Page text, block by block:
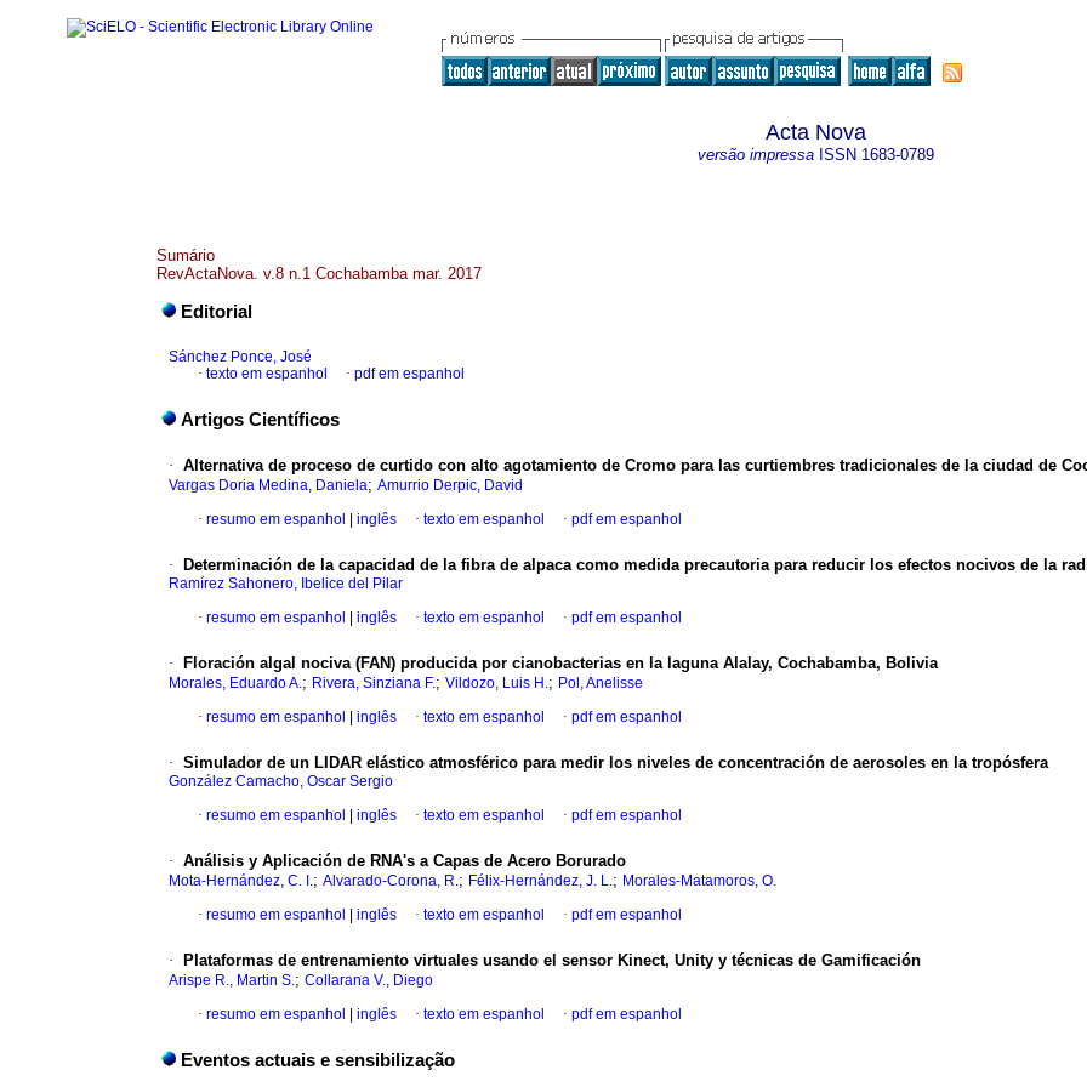
Acta Nova
versão impressaISSN 1683-0789
Sumário
RevActaNova. v.8 n.1 Cochabamba mar. 2017
Editorial
Sánchez Ponce, José
· texto em espanhol · pdf em espanhol
Artigos Científicos
· Alternativa de proceso de curtido con alto agotamiento de Cromo para las curtiembres tradicionales de la ciudad de
Vargas Doria Medina, Daniela; Amurrio Derpic, David
· resumo em espanhol inglês · texto em espanhol · pdf em espanhol
· Determinación de la capacidad de la fibra de alpaca como medida precautoria para reducir los efectos nocivos de la
Ramírez Sahonero, Ibelice del Pilar
· resumo em espanhol inglês · texto em espanhol · pdf em espanhol
· Floración algal nociva (FAN) producida por cianobacterias en la laguna Alalay, Cochabamba, Bolivia
Morales, Eduardo A.; Rivera, Sinziana F.; Vildozo, Luis H.; Pol, Anelisse
· resumo em espanhol inglês · texto em espanhol · pdf em espanhol
· Simulador de un LIDAR elástico atmosférico para medir los niveles de concentración de aerosoles en la tropósfera
González Camacho, Oscar Sergio
· resumo em espanhol inglês · texto em espanhol · pdf em espanhol
· Análisis y Aplicación de RNA's a Capas de Acero Borurado
Mota-Hernández, C. I.; Alvarado-Corona, R.; Félix-Hernández, J. L.; Morales-Matamoros, O.
· resumo em espanhol inglês · texto em espanhol · pdf em espanhol
· Plataformas de entrenamiento virtuales usando el sensor Kinect, Unity y técnicas de Gamificación
Arispe R., Martin S.; Collarana V., Diego
· resumo em espanhol inglês · texto em espanhol · pdf em espanhol
Eventos actuais e sensibilização